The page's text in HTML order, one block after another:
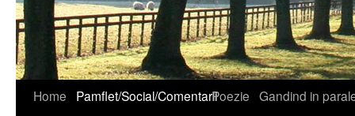
Sari
Home Pamflet/Social/ComentariiPoezie Gandind in